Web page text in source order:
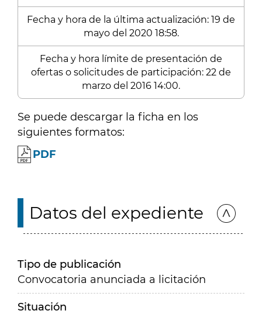
Fecha y hora de la última actualización: 19 de
mayo del 2020 18:58.
Fecha y hora límite de presentación de
ofertas o solicitudes de participación: 22 de
marzo del 2016 14:00.
Se puede descargar la ficha en los
siguientes formatos:
PDF
Datos del expediente
Tipo de publicación
Convocatoria anunciada a licitación
Situación